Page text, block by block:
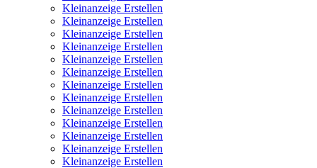
Kleinanzeige Erstellen
Kleinanzeige Erstellen
Kleinanzeige Erstellen
Kleinanzeige Erstellen
Kleinanzeige Erstellen
Kleinanzeige Erstellen
Kleinanzeige Erstellen
Kleinanzeige Erstellen
Kleinanzeige Erstellen
Kleinanzeige Erstellen
Kleinanzeige Erstellen
Kleinanzeige Erstellen
Kleinanzeige Erstellen